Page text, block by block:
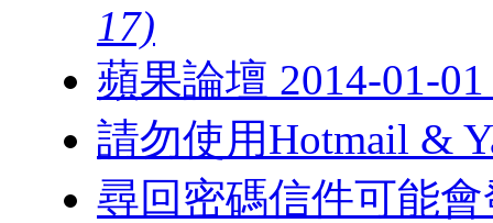
17)
蘋果論壇 2014-01-
請勿使用Hotmail &
尋回密碼信件可能